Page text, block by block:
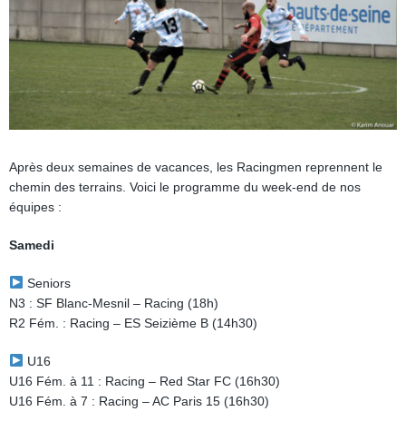
Après deux semaines de vacances, les Racingmen reprennent le
chemin des terrains. Voici le programme du week-end de nos
équipes :
Samedi
Seniors
N3 : SF Blanc-Mesnil – Racing (18h)
R2 Fém. : Racing – ES Seizième B (14h30)
U16
U16 Fém. à 11 : Racing – Red Star FC (16h30)
U16 Fém. à 7 : Racing – AC Paris 15 (16h30)